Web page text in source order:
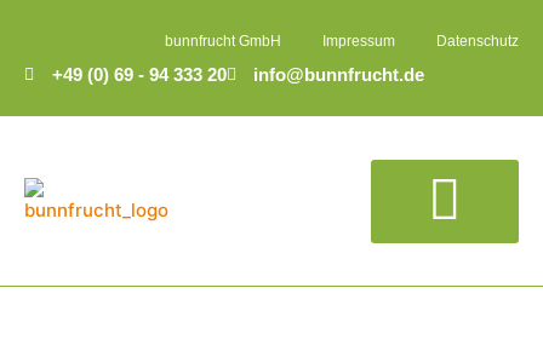
+49 (0) 69 - 94 333 20 info@bunnfrucht.de
bunnfrucht GmbH Impressum Datenschutz